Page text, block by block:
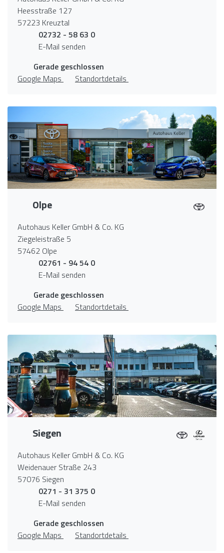
Heesstraße 127
57223 Kreuztal
02732 - 58 63 0
E-Mail senden
Gerade geschlossen
Google Maps
Standortdetails
Olpe
Autohaus Keller GmbH & Co. KG
Ziegeleistraße 5
57462 Olpe
02761 - 94 54 0
E-Mail senden
Gerade geschlossen
Google Maps
Standortdetails
Siegen
Autohaus Keller GmbH & Co. KG
Weidenauer Straße 243
57076 Siegen
0271 - 31 375 0
E-Mail senden
Gerade geschlossen
Google Maps
Standortdetails